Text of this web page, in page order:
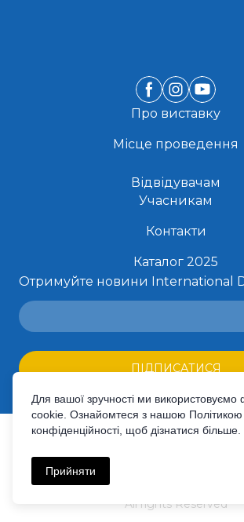
Про виставку
Місце проведення
Відвідувачам
Учасникам
Контакти
Каталог 2025
Отримуйте новини International
ПІДПИСАТИСЯ
©Created by Premier Expo
All rights Reserved
Для вашої зручності ми використовуємо
cookie. Ознайомтеся з нашою Політикою
конфіденційності, щоб дізнатися більше.
Прийняти